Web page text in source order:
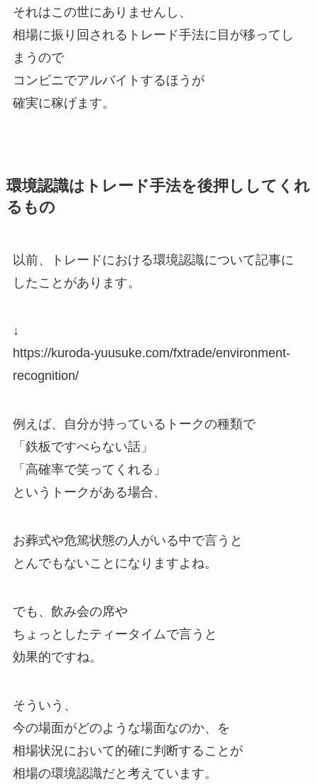
それはこの世にありませんし、
相場に振り回されるトレード手法に目が移ってし
まうので
コンビニでアルバイトするほうが
確実に稼げます。
環境認識はトレード手法を後押ししてくれ
るもの
以前、トレードにおける環境認識について記事に
したことがあります。
↓
https://kuroda-yuusuke.com/fxtrade/environment-
recognition/
例えば、自分が持っているトークの種類で
「鉄板ですべらない話」
「高確率で笑ってくれる」
というトークがある場合、
お葬式や危篤状態の人がいる中で言うと
とんでもないことになりますよね。
でも、飲み会の席や
ちょっとしたティータイムで言うと
効果的ですね。
そういう、
今の場面がどのような場面なのか、を
相場状況において的確に判断することが
相場の環境認識だと考えています。